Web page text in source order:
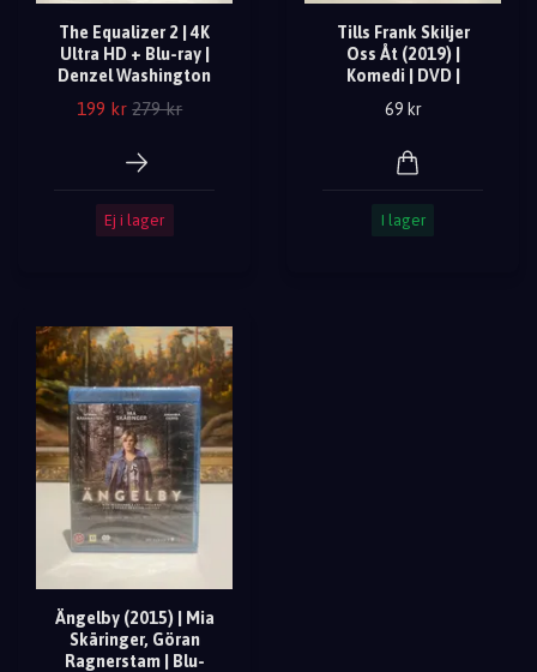
The Equalizer 2 | 4K
Ultra HD + Blu-ray |
Denzel Washington
199 kr 279 kr
Ej i lager
Tills Frank Skiljer
Oss Åt (2019) |
Komedi | DVD |
69 kr
I lager
Ängelby (2015) | Mia
Skäringer, Göran
Ragnerstam | Blu-